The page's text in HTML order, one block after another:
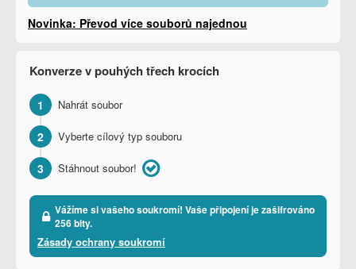
Novinka: Převod více souborů najednou
Konverze v pouhých třech krocích
1 Nahrát soubor
2 Vyberte cílový typ souboru
3 Stáhnout soubor!
Vážíme si vašeho soukromí! Vaše připojení je zašifrováno
256 bity.
Zásady ochrany soukromí